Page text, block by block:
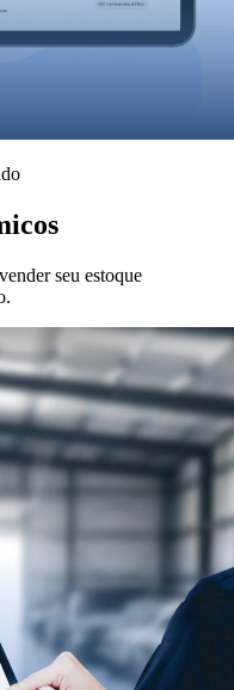
seu estoque